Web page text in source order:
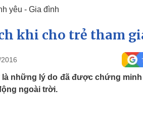
Tin 24h
Dấu ấn VOV
Quân sự - Quốc phòng
Vũ khí
Thể
yêu - Gia đình
khi cho trẻ tham
là những lý do đã được chứng
ngoài trời.